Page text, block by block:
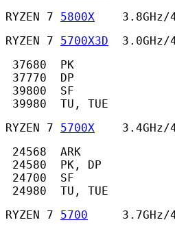
RYZEN 7 5800X
3.8GHz/
RYZEN 7 5700X3D
3.0GHz/
37680  PK
37770  DP
39800  SF
39980  TU, TUE
RYZEN 7 5700X
3.4GHz/
24568  ARK
24580  PK, DP
24700  SF
24980  TU, TUE
RYZEN 7 5700
3.7GHz/